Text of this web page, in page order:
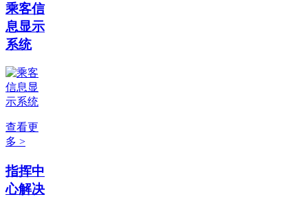
乘客信
息显示
系统
查看更
多 >
指挥中
心解决